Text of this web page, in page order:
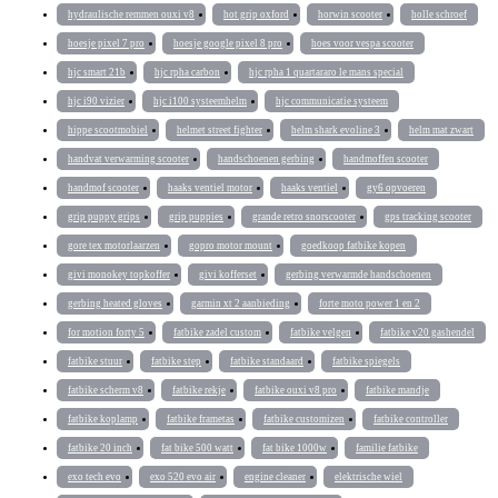
hydraulische remmen ouxi v8 hot grip oxford horwin scooter holle schroef
hoesje pixel 7 pro hoesje google pixel 8 pro hoes voor vespa scooter
hjc smart 21b hjc rpha carbon hjc rpha 1 quartararo le mans special
hjc i90 vizier hjc i100 systeemhelm hjc communicatie systeem
hippe scootmobiel helmet street fighter helm shark evoline 3 helm mat zwart
handvat verwarming scooter handschoenen gerbing handmoffen scooter
handmof scooter haaks ventiel motor haaks ventiel gy6 opvoeren
grip puppy grips grip puppies grande retro snorscooter gps tracking scooter
gore tex motorlaarzen gopro motor mount goedkoop fatbike kopen
givi monokey topkoffer givi kofferset gerbing verwarmde handschoenen
gerbing heated gloves garmin xt 2 aanbieding forte moto power 1 en 2
for motion forty 5 fatbike zadel custom fatbike velgen fatbike v20 gashendel
fatbike stuur fatbike step fatbike standaard fatbike spiegels
fatbike scherm v8 fatbike rekje fatbike ouxi v8 pro fatbike mandje
fatbike koplamp fatbike frametas fatbike customizen fatbike controller
fatbike 20 inch fat bike 500 watt fat bike 1000w familie fatbike
exo tech evo exo 520 evo air engine cleaner elektrische wiel